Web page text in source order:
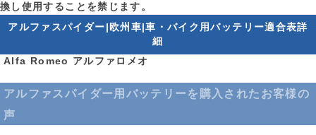
換し使用することを禁じます。
アルファスパイダー|欧州車|車・バイク用バッテリー適合表詳
細
Alfa Romeo アルファロメオ
アルファスパイダー用バッテリーを購入されたお客様の
声